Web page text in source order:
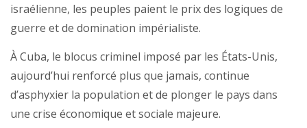
israélienne, les peuples paient le prix des logiques de
guerre et de domination impérialiste.
À Cuba, le blocus criminel imposé par les États-Unis,
aujourd’hui renforcé plus que jamais, continue
d’asphyxier la population et de plonger le pays dans
une crise économique et sociale majeure.